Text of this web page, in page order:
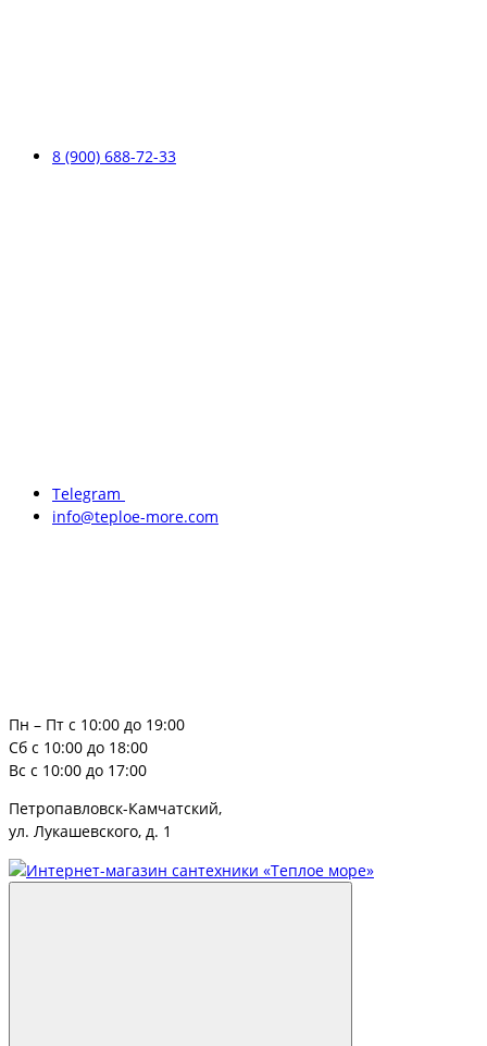
8 (900) 688-72-33
Telegram
info@teploe-more.com
Пн – Пт с 10:00 до 19:00
Сб с 10:00 до 18:00
Вс с 10:00 до 17:00
Петропавловск-Камчатский,
ул. Лукашевского, д. 1